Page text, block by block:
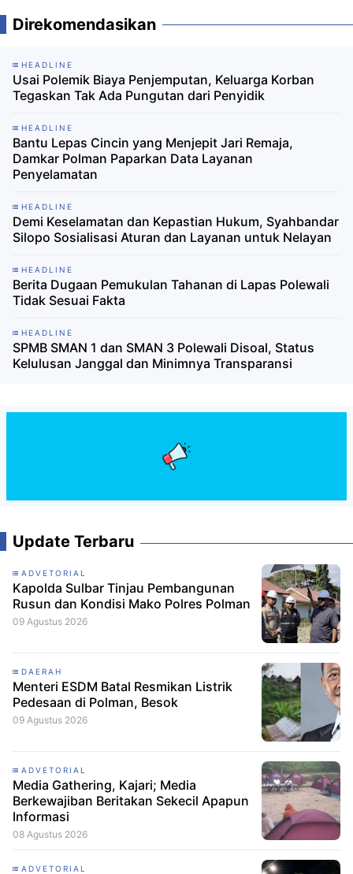
Direkomendasikan
HEADLINE
Usai Polemik Biaya Penjemputan, Keluarga Korban
Tegaskan Tak Ada Pungutan dari Penyidik
HEADLINE
Bantu Lepas Cincin yang Menjepit Jari Remaja,
Damkar Polman Paparkan Data Layanan
Penyelamatan
HEADLINE
Demi Keselamatan dan Kepastian Hukum, Syahbandar
Silopo Sosialisasi Aturan dan Layanan untuk Nelayan
HEADLINE
Berita Dugaan Pemukulan Tahanan di Lapas Polewali
Tidak Sesuai Fakta
HEADLINE
SPMB SMAN 1 dan SMAN 3 Polewali Disoal, Status
Kelulusan Janggal dan Minimnya Transparansi
Update Terbaru
ADVETORIAL
Kapolda Sulbar Tinjau Pembangunan
Rusun dan Kondisi Mako Polres Polman
09 Agustus 2026
DAERAH
Menteri ESDM Batal Resmikan Listrik
Pedesaan di Polman, Besok
09 Agustus 2026
ADVETORIAL
Media Gathering, Kajari; Media
Berkewajiban Beritakan Sekecil Apapun
Informasi
08 Agustus 2026
ADVETORIAL